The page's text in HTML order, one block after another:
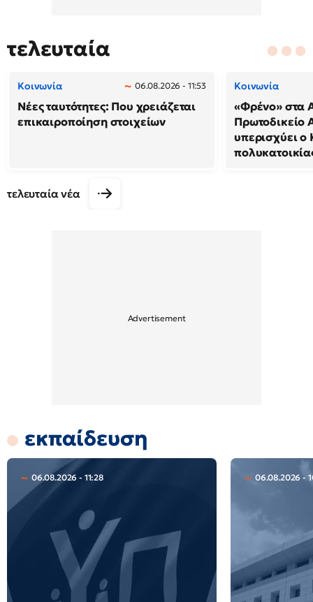
τελευταία
Κοινωνία 06.08.2026 - 11:53
Νέες ταυτότητες: Που χρειάζεται
επικαιροποίηση στοιχείων
Κοινωνία
«Φρένο» στα
Πρωτοδικείο
υπερισχύει ο
τελευταία νέα
εκπαίδευση
06.08.2026 - 11:28 06.08.2026 -